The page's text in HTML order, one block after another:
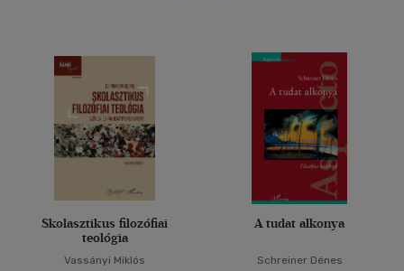
Skolasztikus filozófiai
teológia
Vassányi Miklós
A tudat alkonya
Schreiner Dénes